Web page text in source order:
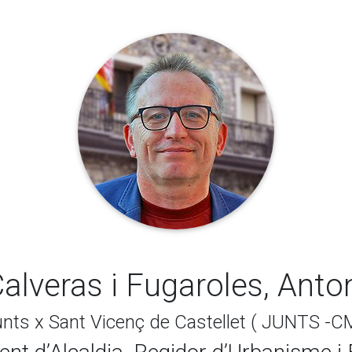
i Fugaroles,
x Sant Vicenç de Castellet ( JUNTS -